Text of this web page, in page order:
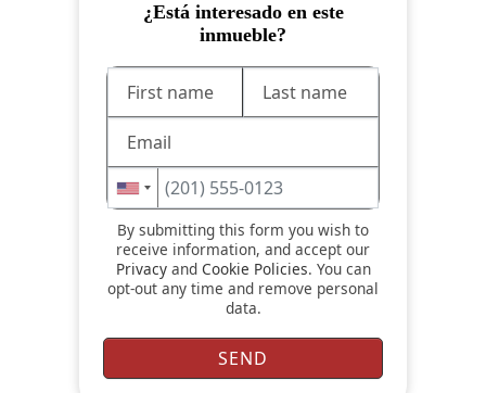
¿Está interesado en este
inmueble?
By submitting this form you wish to
receive information, and accept our
Privacyand Cookie Policies. You can
opt-out any time and remove personal
data.